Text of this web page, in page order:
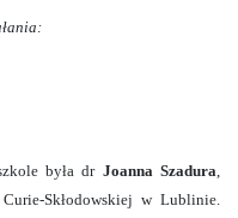
była dr Joanna Szadura,
Skłodowskiej w Lublinie.